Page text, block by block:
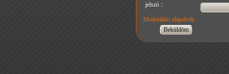
jelszó ::
Moderálási alapelvek